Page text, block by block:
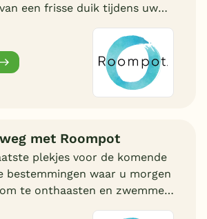
een frisse duik tijdens uw
met Roompot
plekjes voor de komende
bestemmingen waar u morgen
te onthaasten en zwemmen.